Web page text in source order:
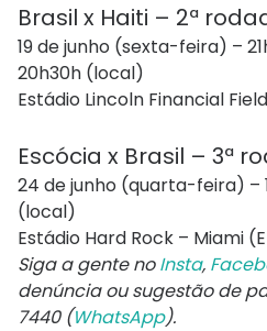
Brasil x Haiti – 2ª
19 de junho (sexta-feira) –
20h30h (local)
Estádio Lincoln Financial
Escócia x Brasil – 3ª
24 de junho (quarta-feira) –
(local)
Estádio Hard Rock – Miami
Siga a gente noInsta,
denúncia ou sugestão de
7440 (WhatsApp).